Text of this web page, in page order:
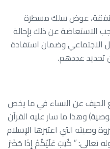
عوض سلك مسطرة
الاستعاضة عن ذلك بإحالة
الاجتماعي وضمان استفادة
تحديد عددهم.
الحيف عن النساء في ما يخص
وهذا ما سار عليه القرآن
وصيته التي اعتبرها الإسلام
تعالى: ” كُتِبَ عَلَيْكُمْ إِذَا حَضَرَ